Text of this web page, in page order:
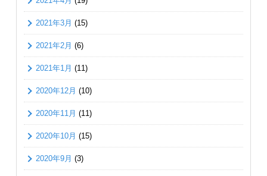
2021年3月 (15)
2021年2月 (6)
2021年1月 (11)
2020年12月 (10)
2020年11月 (11)
2020年10月 (15)
2020年9月 (3)